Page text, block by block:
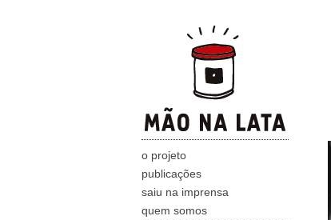
o projeto
publicações
saiu na imprensa
quem somos